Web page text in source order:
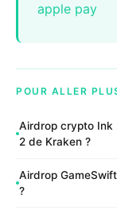
apple pay
POUR ALLER
Airdrop crypto Ink
2 de Kraken ?
Airdrop
?